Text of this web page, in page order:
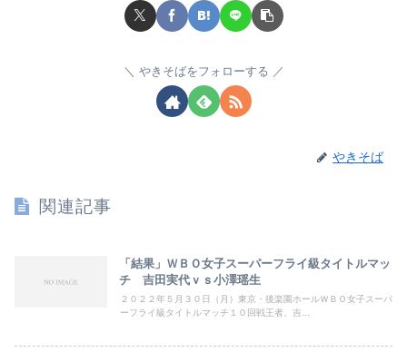
やきそばをフォローする
やきそば
関連記事
「結果」ＷＢＯ女子スーパーフライ級タイトルマッ
チ 吉田実代ｖｓ小澤瑶生
２０２２年５月３０日（月）東京・後楽園ホールＷＢＯ女子スーパ
ーフライ級タイトルマッチ１０回戦王者、吉...